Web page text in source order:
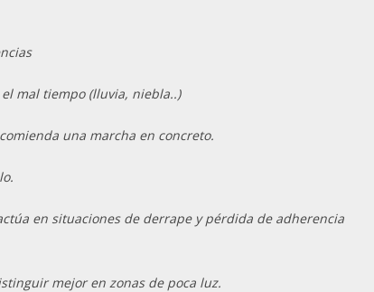
mal tiempo (lluvia, niebla..)
una marcha en concreto.
en situaciones de derrape y pérdida de adherencia
mejor en zonas de poca luz.